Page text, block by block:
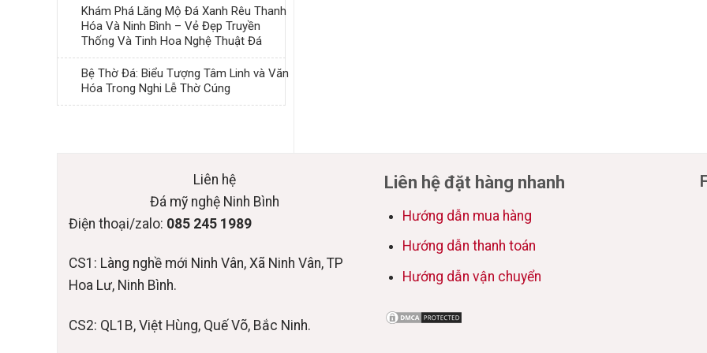
Khám Phá Lăng Mộ Đá Xanh Rêu Thanh
Hóa Và Ninh Bình – Vẻ Đẹp Truyền
Thống Và Tinh Hoa Nghệ Thuật Đá
Bệ Thờ Đá: Biểu Tượng Tâm Linh và Văn
Hóa Trong Nghi Lễ Thờ Cúng
Liên hệ
Đá mỹ nghệ Ninh Bình
Điện thoại/zalo: 085 245 1989
CS1: Làng nghề mới Ninh Vân, Xã Ninh Vân, TP
Hoa Lư, Ninh Bình.
CS2: QL1B, Việt Hùng, Quế Võ, Bắc Ninh.
Liên hệ đặt hàng nhanh
Hướng dẫn mua hàng
Hướng dẫn thanh toán
Hướng dẫn vận chuyển